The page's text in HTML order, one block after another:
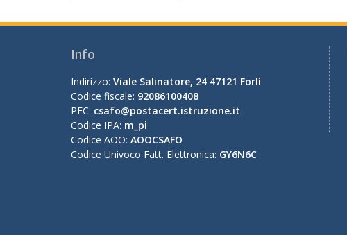
Info
Indirizzo: Viale Salinatore, 24 47121 Forlì
Codice fiscale: 92086100408
PEC: csafo@postacert.istruzione.it
Codice IPA: m_pi
Codice AOO: AOOCSAFO
Codice Univoco Fatt. Elettronica: GY6N6C